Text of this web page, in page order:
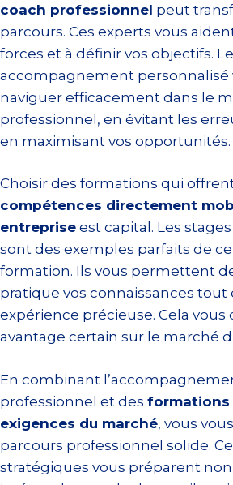
coach professionnel peut
parcours. Ces experts vous
forces et à définir vos objectifs.
accompagnement personnalisé
naviguer efficacement dans le
professionnel, en évitant les
en maximisant vos opportunités.
Choisir des formations qui
compétences directement
entreprise est capital. Les
sont des exemples parfaits de
formation. Ils vous permettent
pratique vos connaissances
expérience précieuse. Cela vous
avantage certain sur le marché
En combinant
professionnel et des formations
exigences du marché, vous
parcours professionnel solide.
stratégiques vous préparent